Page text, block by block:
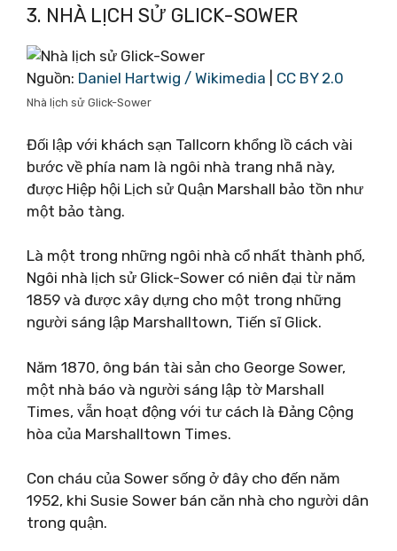
3. NHÀ LỊCH SỬ GLICK-SOWER
Nguồn: Daniel Hartwig / Wikimedia CC BY 2.0
Nhà lịch sử Glick-Sower
Đối lập với khách sạn Tallcorn khổng lồ cách vài
bước về phía nam là ngôi nhà trang nhã này,
được Hiệp hội Lịch sử Quận Marshall bảo tồn như
một bảo tàng.
Là một trong những ngôi nhà cổ nhất thành phố,
Ngôi nhà lịch sử Glick-Sower có niên đại từ năm
1859 và được xây dựng cho một trong những
người sáng lập Marshalltown, Tiến sĩ Glick.
Năm 1870, ông bán tài sản cho George Sower,
một nhà báo và người sáng lập tờ Marshall
Times, vẫn hoạt động với tư cách là Đảng Cộng
hòa của Marshalltown Times.
Con cháu của Sower sống ở đây cho đến năm
1952, khi Susie Sower bán căn nhà cho người dân
trong quận.